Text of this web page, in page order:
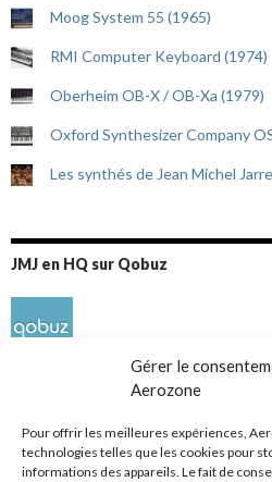
Gérer le
Aerozone
Pour offrir les meilleures expériences,
technologies telles que les cookies pour
informations des appareils. Le fait de
Moog System 55 (1965)
RMI Computer Keyboard (1974)
Oberheim OB-X / OB-Xa (1979)
Oxford Synthesizer Company
Les synthés de Jean Michel
JMJ en HQ sur Qobuz
Réseaux sociaux